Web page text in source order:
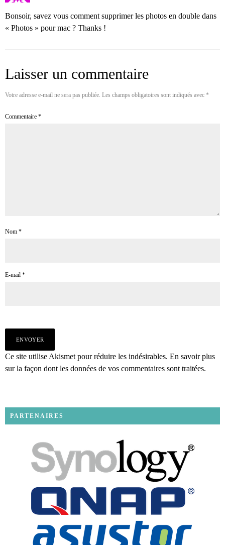
Bonsoir, savez vous comment supprimer les photos en double dans
« Photos » pour mac ? Thanks !
Laisser un commentaire
Votre adresse e-mail ne sera pas publiée. Les champs obligatoires sont indiqués avec *
Commentaire *
Nom *
E-mail *
Ce site utilise Akismet pour réduire les indésirables. En savoir plus
sur la façon dont les données de vos commentaires sont traitées.
PARTENAIRES